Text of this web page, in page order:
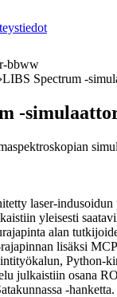
›LIBS Spectrum -
-
laser-indusoidun
yleisesti
alan
lisäksi
Python-
julkaistiin osana
-hanketta.